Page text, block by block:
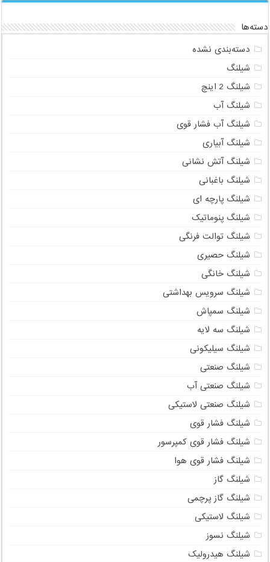
دسته‌ها
دسته‌بندی نشده
شیلنگ
شیلنگ 2 اینچ
شیلنگ آب
شیلنگ آب فشار قوی
شیلنگ آبیاری
شیلنگ آتش نشانی
شیلنگ باغبانی
شیلنگ پارچه ای
شیلنگ پنوماتیک
شیلنگ توالت فرنگی
شیلنگ حصیری
شیلنگ خانگی
شیلنگ سرویس بهداشتی
شیلنگ سمپاش
شیلنگ سه لایه
شیلنگ سیلیکونی
شیلنگ صنعتی
شیلنگ صنعتی آب
شیلنگ صنعتی لاستیکی
شیلنگ فشار قوی
شیلنگ فشار قوی کمپرسور
شیلنگ فشار قوی هوا
شیلنگ گاز
شیلنگ گاز پرچمی
شیلنگ لاستیکی
شیلنگ نسوز
شیلنگ هیدرولیک